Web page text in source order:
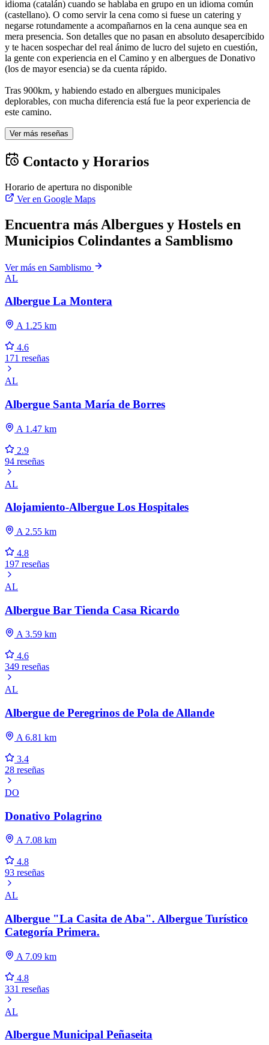
idioma (catalán) cuando se hablaba en grupo en un idioma común
(castellano). O como servir la cena como si fuese un catering y
negarse rotundamente a acompañarnos en la cena aunque sea en
mera presencia. Son detalles que no pasan en absoluto desapercibido
y te hacen sospechar del real ánimo de lucro del sujeto en cuestión,
la gente con experiencia en el Camino y en albergues de Donativo
(los de mayor esencia) se da cuenta rápido.
Tras 900km, y habiendo estado en albergues municipales
deplorables, con mucha diferencia está fue la peor experiencia de
este camino.
Ver más reseñas
Contacto y Horarios
Horario de apertura no disponible
Ver en Google Maps
Encuentra más Albergues y Hostels en
Municipios Colindantes a Samblismo
Ver más en Samblismo
AL
Albergue La Montera
A 1.25 km
4.6
171 reseñas
AL
Albergue Santa María de Borres
A 1.47 km
2.9
94 reseñas
AL
Alojamiento-Albergue Los Hospitales
A 2.55 km
4.8
197 reseñas
AL
Albergue Bar Tienda Casa Ricardo
A 3.59 km
4.6
349 reseñas
AL
Albergue de Peregrinos de Pola de Allande
A 6.81 km
3.4
28 reseñas
DO
Donativo Polagrino
A 7.08 km
4.8
93 reseñas
AL
Albergue "La Casita de Aba". Albergue Turístico
Categoría Primera.
A 7.09 km
4.8
331 reseñas
AL
Albergue Municipal Peñaseita